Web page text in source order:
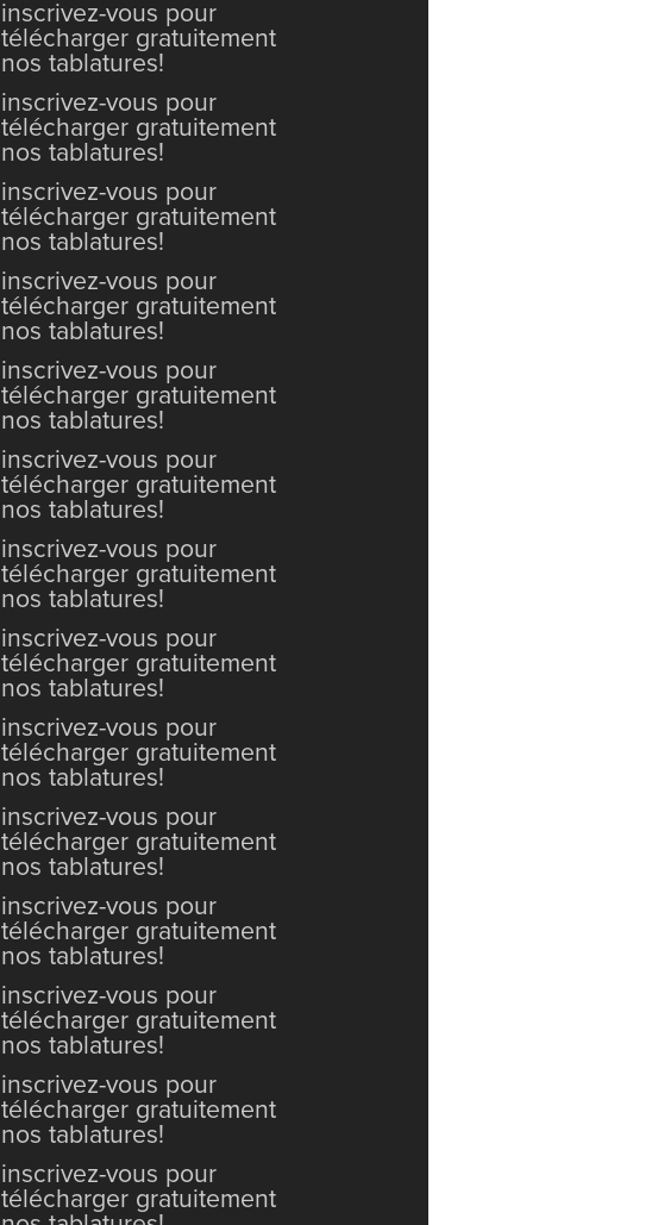
inscrivez-vous pour
télécharger gratuitement
nos tablatures!
inscrivez-vous pour
télécharger gratuitement
nos tablatures!
inscrivez-vous pour
télécharger gratuitement
nos tablatures!
inscrivez-vous pour
télécharger gratuitement
nos tablatures!
inscrivez-vous pour
télécharger gratuitement
nos tablatures!
inscrivez-vous pour
télécharger gratuitement
nos tablatures!
inscrivez-vous pour
télécharger gratuitement
nos tablatures!
inscrivez-vous pour
télécharger gratuitement
nos tablatures!
inscrivez-vous pour
télécharger gratuitement
nos tablatures!
inscrivez-vous pour
télécharger gratuitement
nos tablatures!
inscrivez-vous pour
télécharger gratuitement
nos tablatures!
inscrivez-vous pour
télécharger gratuitement
nos tablatures!
inscrivez-vous pour
télécharger gratuitement
nos tablatures!
inscrivez-vous pour
télécharger gratuitement